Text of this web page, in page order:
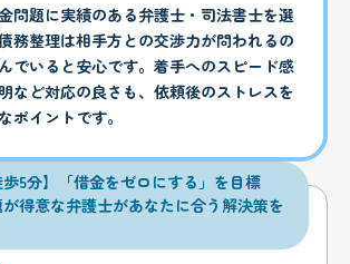
問題に実績のある弁護士・司法書士を選
務整理は相手方との交渉力が問われるの
でいると安心です。着手へのスピード感
など対応の良さも、依頼後のストレスを
ポイントです。
歩5分】「借金をゼロにする」を目標
得意な弁護士があなたに合う解決策を